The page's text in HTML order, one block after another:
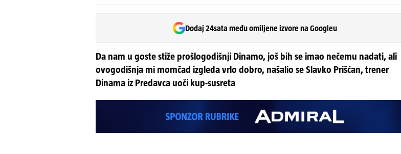
Dodaj 24sata među omiljene izvore na Googleu
Da nam u goste stiže prošlogodišnji Dinamo, još bih se imao nečemu nadati, ali
ovogodišnja mi momčad izgleda vrlo dobro, našalio se Slavko Prišćan, trener
Dinama iz Predavca uoči kup-susreta